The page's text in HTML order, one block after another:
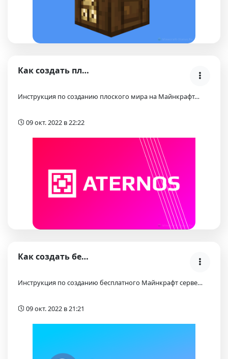
Как создать плоский мир на сервере Атернос?
Инструкция по созданию плоского мира на Майнкрафт…
09 окт. 2022 в 22:22
Как создать бесплатный Майнкрафт сервер на платфор…
Инструкция по созданию бесплатного Майнкрафт серве…
09 окт. 2022 в 21:21